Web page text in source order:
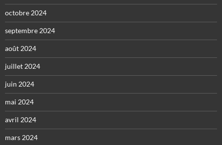
octobre 2024
septembre 2024
août 2024
juillet 2024
juin 2024
mai 2024
avril 2024
mars 2024